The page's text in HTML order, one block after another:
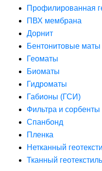
Профилированная
ПВХ мембрана
Дорнит
Бентонитовые маты
Геоматы
Биоматы
Гидроматы
Габионы (ГСИ)
Фильтра и сорбенты
Спанбонд
Пленка
Нетканный
Тканный геотекстиль